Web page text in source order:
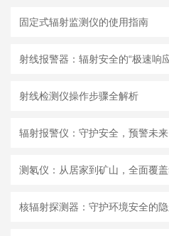
固定式辐射监测仪的使用指南
射线检测仪操作步骤全解析
辐射报警仪：守护安全，预警未来